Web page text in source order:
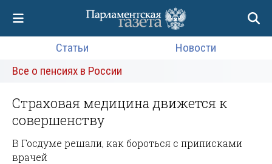
Статьи
Новости
Все о пенсиях в России
Страховая медицина движется к
совершенству
В Госдуме решали, как бороться с приписками
врачей